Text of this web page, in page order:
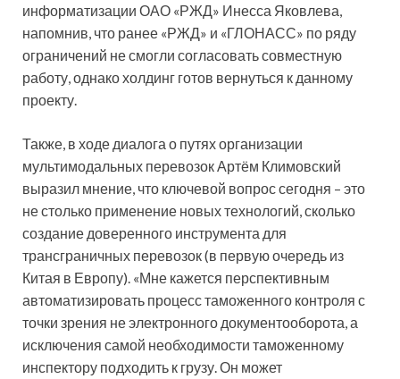
информатизации ОАО «РЖД» Инесса Яковлева,
напомнив, что ранее «РЖД» и «ГЛОНАСС» по ряду
ограничений не смогли согласовать совместную
работу, однако холдинг готов вернуться к данному
проекту.
Также, в ходе диалога о путях организации
мультимодальных перевозок Артём Климовский
выразил мнение, что ключевой вопрос сегодня – это
не столько применение новых технологий, сколько
создание доверенного инструмента для
трансграничных перевозок (в первую очередь из
Китая в Европу). «Мне кажется перспективным
автоматизировать процесс таможенного контроля с
точки зрения не электронного документооборота, а
исключения самой необходимости таможенному
инспектору подходить к грузу. Он может